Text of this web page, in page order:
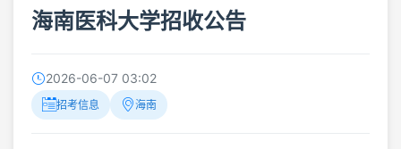
海南医科大学招收公告
2026-06-07 03:02
招考信息 海南